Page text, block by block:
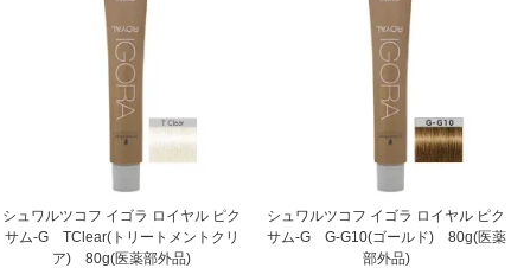
シュワルツコフ イゴラ ロイヤル ピク
サム-G TClear(トリートメントクリ
ア) 80g(医薬部外品)
シュワルツコフ イゴラ ロイヤル ピク
サム-G G-G10(ゴールド) 80g(医薬
部外品)